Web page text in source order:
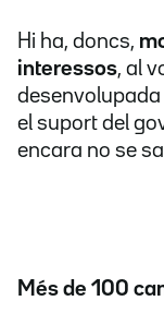
Hi ha, doncs,
interessos, al
desenvolupada
el suport del
encara no se
Més de 100